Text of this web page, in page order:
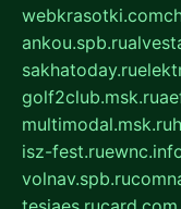
webkrasotki.com
ankou.spb.ru
sakhatoday.ru
golf2club.msk.ru
multimodal.msk.ru
isz-fest.ru
volnav.spb.ru